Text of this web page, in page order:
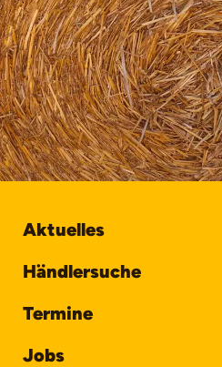
Aktuelles
Händlersuche
Termine
Jobs